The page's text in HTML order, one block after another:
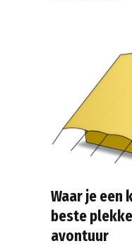
Waar je een
beste
avontuur